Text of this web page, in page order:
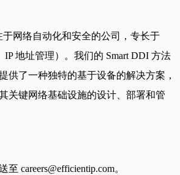
于网络自动化和安全的公司，专长于
地址管理）。我们的 Smart DDI 方法
供了一种独特的基于设备的解决方案，
关键网络基础设施的设计、部署和管
至 careers@efficientip.com。